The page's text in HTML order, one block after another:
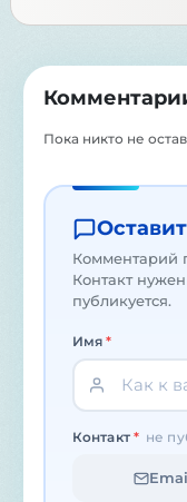
Пока никто не
Комментарий
Контакт
публикуется.
Имя*
Контакт * не